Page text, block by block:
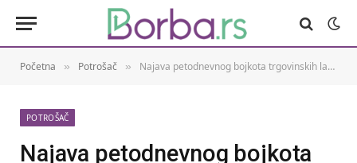
Početna » Potrošač » Najava petodnevnog bojkota trgovinskih lanaca od ponedeljka
POTROŠAČ
Najava petodnevnog bojkota